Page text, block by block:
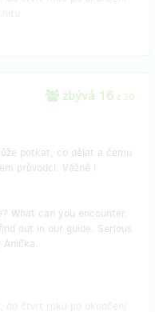
zbývá 16 z 20
potkat, co dělat a čemu
průvodci. Vážné i
What can you encounter,
out in our guide. Serious